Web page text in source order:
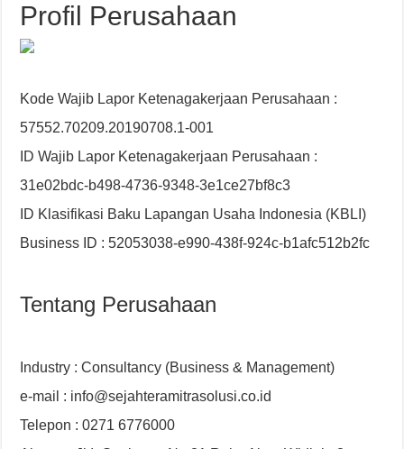
Profil Perusahaan
Kode Wajib Lapor Ketenagakerjaan Perusahaan :
57552.70209.20190708.1-001
ID Wajib Lapor Ketenagakerjaan Perusahaan :
31e02bdc-b498-4736-9348-3e1ce27bf8c3
ID Klasifikasi Baku Lapangan Usaha Indonesia (KBLI)
Business ID : 52053038-e990-438f-924c-b1afc512b2fc
Tentang Perusahaan
Industry : Consultancy (Business & Management)
e-mail : info@sejahteramitrasolusi.co.id
Telepon : 0271 6776000